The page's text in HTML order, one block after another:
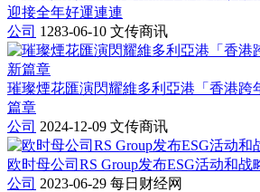
公司 1283-06-10 文传商讯
璀璨煙花匯演閃耀維多利亞港「香港跨
篇章
公司 2024-12-09 文传商讯
欧时母公司RS Group发布ESG活动和战
公司 2023-06-29 每日财经网